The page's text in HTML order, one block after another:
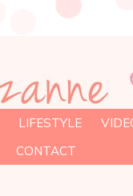
LIFESTYLE
CONTACT